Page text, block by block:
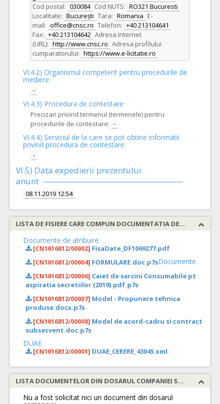
Cod postal: 030084 Cod NUTS: RO321 Bucuresti
Localitate: București Tara: Romania E-
mail: office@cnsc.ro Telefon: +40 213104641
Fax: +40 213104642 Adresa Internet
(URL): http://www.cnsc.ro Adresa profilului
cumparatorului: https://www.e-licitatie.ro
VI.4.2) Organismul competent pentru procedurile de
mediere:
-
VI.4.3) Procedura de contestare:
Precizari privind termenul (termenele) pentru
procedurile de contestare: -
VI.4.4) Serviciul de la care se pot obtine informatii
privind procedura de contestare:
-
VI.5) Data expedierii prezentului
anunt
08.11.2019 12:54
LISTA DE FISIERE CARE COMPUN DOCUMENTATIA DE ATRIBUIRE
Documente de atribuire
[CN1016812/00002] FisaDate_DF1069277.pdf
[CN1016812/00004] FORMULARE.doc.p7s
[CN1016812/00006] Caiet de sarcini Consumabile pt
aspiratia secretiilor (2019).pdf.p7s
[CN1016812/00007] Model - Propunere tehnica
produse.docx.p7s
[CN1016812/00008] Model de acord-cadru si contract
subsecvent.doc.p7s
Documente
DUAE
[CN1016812/00001] DUAE_CERERE_43045.xml
LISTA DOCUMENTELOR DIN DOSARUL COMPANIEI SOLICITATE
Nu a fost solicitat nici un document din dosarul